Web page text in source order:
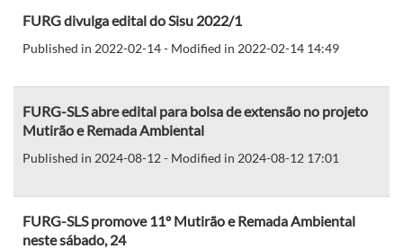
FURG divulga edital do Sisu 2022/1
Published in 2022-02-14 - Modified in 2022-02-14 14:49
FURG-SLS abre edital para bolsa de extensão no projeto
Mutirão e Remada Ambiental
Published in 2024-08-12 - Modified in 2024-08-12 17:01
FURG-SLS promove 11º Mutirão e Remada Ambiental
neste sábado, 24